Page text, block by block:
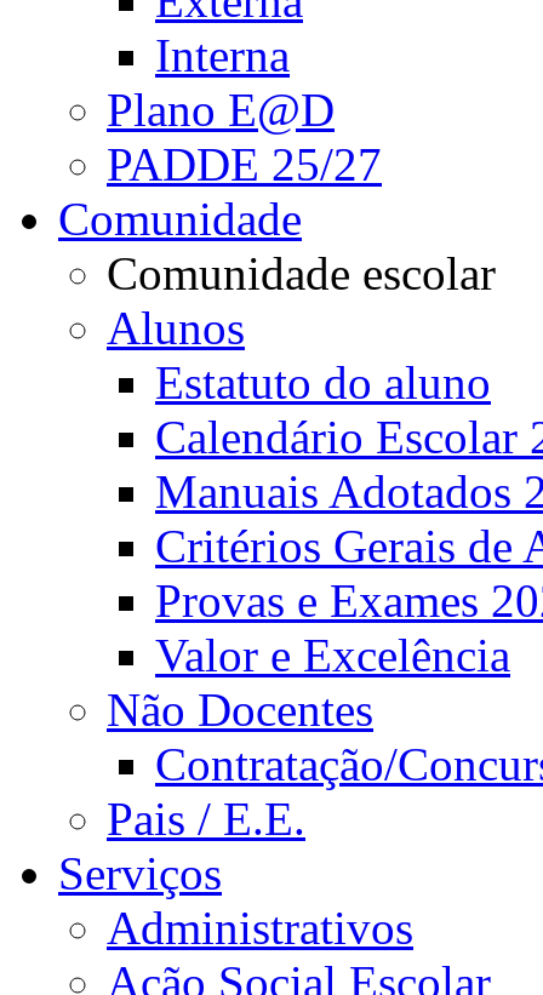
Interna
Plano E@D
PADDE 25/27
Comunidade
Comunidade escolar
Alunos
Estatuto do aluno
Calendário Escolar
Manuais Adotados
Critérios Gerais de
Provas e Exames
Valor e Excelência
Não Docentes
Contratação/
Pais / E.E.
Serviços
Administrativos
Ação Social Escolar